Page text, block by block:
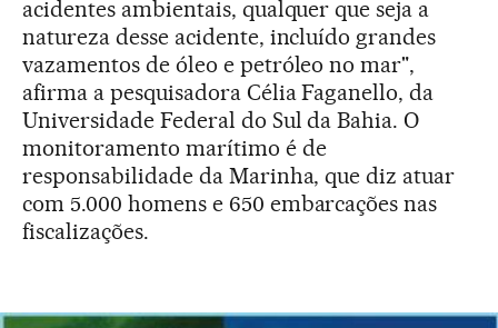
acidentes ambientais, qualquer que seja a
natureza desse acidente, incluído grandes
vazamentos de óleo e petróleo no mar",
afirma a pesquisadora Célia Faganello, da
Universidade Federal do Sul da Bahia. O
monitoramento marítimo é de
responsabilidade da Marinha, que diz atuar
com 5.000 homens e 650 embarcações nas
fiscalizações.